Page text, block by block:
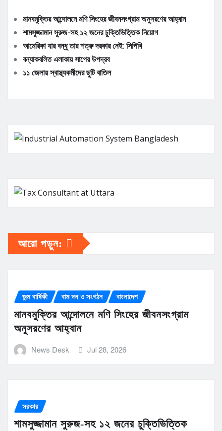
মানবমুক্তির আন্দোলনে মণি সিংহের জীবনসংগ্রাম অনুসরণের আহ্বান
শামসুজ্জামান সুরুজ-সহ ১২ জনের চুক্তিভিত্তিক নিয়োগ
আমেরিকা যার বন্ধু তার শত্রু দরকার নেই: সিপিবি
বন্যাকবলিত এলাকায় সাপের উপদ্রব
১১ জেলায় স্বাস্থ্যকর্মীদের ছুটি বাতিল
আরো পড়ুন:
জন্ম বার্ষিকী বাম দল ও সংগঠন বাংলাদেশ
মানবমুক্তির আন্দোলনে মণি সিংহের জীবনসংগ্রাম
অনুসরণের আহ্বান
News Desk Jul 28, 2026
সরকার
শামসুজ্জামান সুরুজ-সহ ১২ জনের চুক্তিভিত্তিক